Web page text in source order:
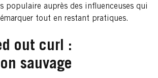
populaire auprès des influenceuses qui
tout en restant pratiques.
out curl :
sauvage